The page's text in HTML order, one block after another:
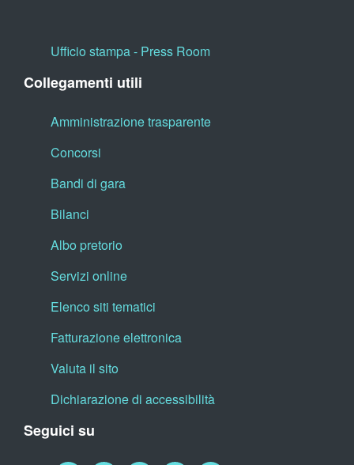
Ufficio stampa - Press Room
Collegamenti utili
Amministrazione trasparente
Concorsi
Bandi di gara
Bilanci
Albo pretorio
Servizi online
Elenco siti tematici
Fatturazione elettronica
Valuta il sito
Dichiarazione di accessibilità
Seguici su